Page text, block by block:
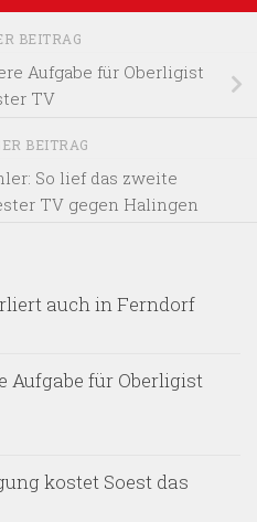
BEITRAG
Aufgabe für Oberligist
TV
BEITRAG
So lief das zweite
TV gegen Halingen
auch in Ferndorf
Aufgabe für Oberligist
kostet Soest das